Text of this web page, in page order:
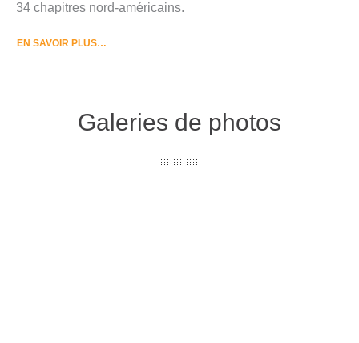
34 chapitres nord-américains.
EN SAVOIR PLUS…
Galeries de photos